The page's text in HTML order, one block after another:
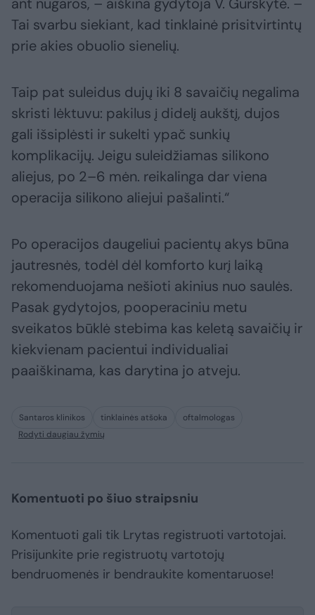
Tai svarbu siekiant, kad tinklainė prisitvirtintų
prie akies obuolio sienelių.
Taip pat suleidus dujų iki 8 savaičių negalima
skristi lėktuvu: pakilus į didelį aukštį, dujos
gali išsiplėsti ir sukelti ypač sunkių
komplikacijų. Jeigu suleidžiamas silikono
aliejus, po 2–6 mėn. reikalinga dar viena
operacija silikono aliejui pašalinti.“
Po operacijos daugeliui pacientų akys būna
jautresnės, todėl dėl komforto kurį laiką
rekomenduojama nešioti akinius nuo saulės.
Pasak gydytojos, pooperaciniu metu
sveikatos būklė stebima kas keletą savaičių ir
kiekvienam pacientui individualiai
paaiškinama, kas darytina jo atveju.
Santaros klinikos tinklainės atšoka
oftalmologas
Rodyti daugiau žymių
Komentuoti po šiuo straipsniu
Komentuoti gali tik Lrytas registruoti vartotojai.
Prisijunkite prie registruotų vartotojų
bendruomenės ir bendraukite komentaruose!